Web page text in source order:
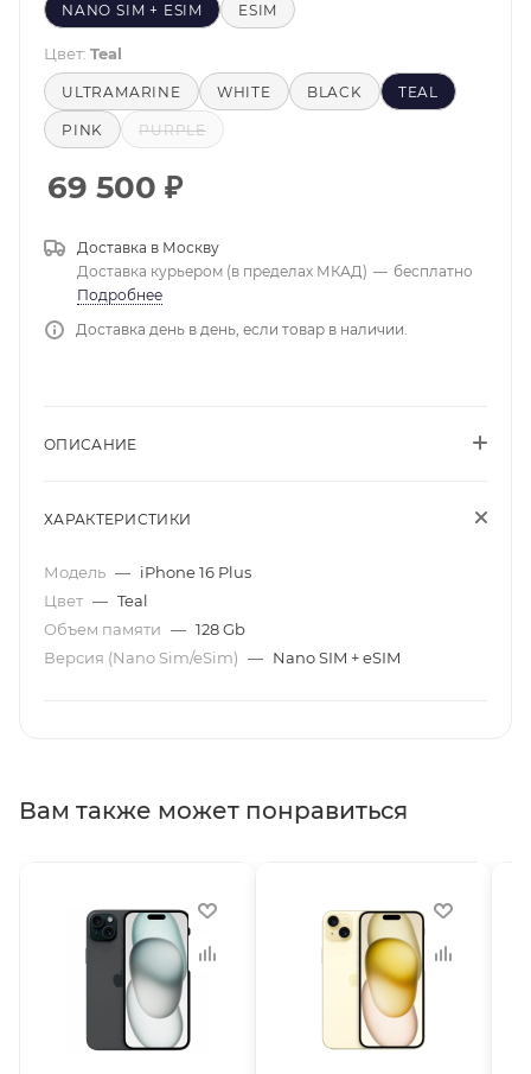
NANO SIM + ESIM ESIM
Цвет: Teal
ULTRAMARINE WHITE BLACK TEAL
PINK PURPLE
69 500 ₽
Доставка в Москву
Доставка курьером (в пределах МКАД) — бесплатно
Подробнее
Доставка день в день, если товар в наличии.
ОПИСАНИЕ
ХАРАКТЕРИСТИКИ
Модель — iPhone 16 Plus
Цвет — Teal
Объем памяти — 128 Gb
Версия (Nano Sim/eSim) — Nano SIM + eSIM
Вам также может понравиться